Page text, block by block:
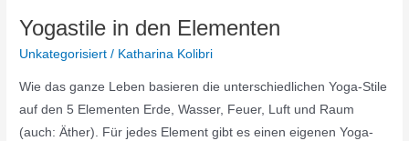
Yogastile in den Elementen
Unkategorisiert / Katharina Kolibri
Wie das ganze Leben basieren die unterschiedlichen Yoga-Stile
auf den 5 Elementen Erde, Wasser, Feuer, Luft und Raum
(auch: Äther). Für jedes Element gibt es einen eigenen Yoga-
den
Elementen